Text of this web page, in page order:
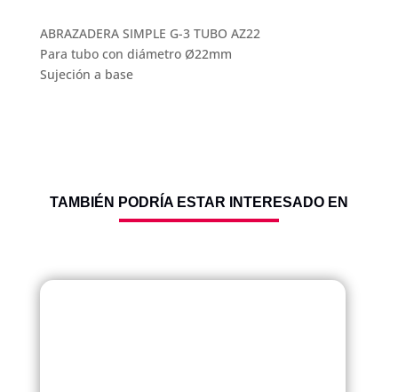
ABRAZADERA SIMPLE G-3 TUBO AZ22
Para tubo con diámetro Ø22mm
Sujeción a base
TAMBIÉN PODRÍA ESTAR INTERESADO EN